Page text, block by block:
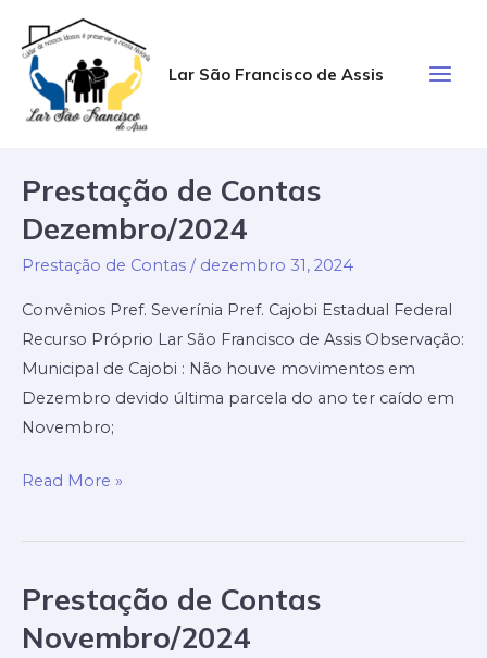
para
conteúdo
Lar São Francisco de Assis
Prestação de Contas
Dezembro/2024
Prestação de Contas / dezembro 31, 2024
Convênios Pref. Severínia Pref. Cajobi Estadual Federal
Recurso Próprio Lar São Francisco de Assis Observação:
Municipal de Cajobi : Não houve movimentos em
Dezembro devido última parcela do ano ter caído em
Novembro;
Prestação
Contas
Read More »
Prestação de Contas
Novembro/2024